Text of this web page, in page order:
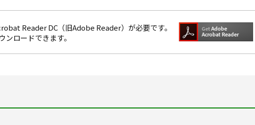
Reader DC（旧Adobe Reader）が必要です。
ロードできます。